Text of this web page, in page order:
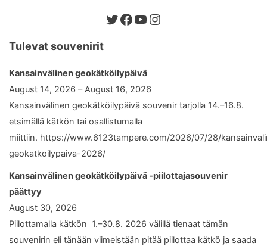
Twitter
Facebook
YouTube
Instagram
Tulevat souvenirit
Kansainvälinen geokätköilypäivä
August 14, 2026 – August 16, 2026
Kansainvälinen geokätköilypäivä souvenir tarjolla 14.–16.8.
etsimällä kätkön tai osallistumalla
miittiin. https://www.6123tampere.com/2026/07/28/
geokatkoilypaiva-2026/
Kansainvälinen geokätköilypäivä -piilottajasouvenir
päättyy
August 30, 2026
Piilottamalla kätkön 1.–30.8. 2026 välillä tienaat tämän
souvenirin eli tänään viimeistään pitää piilottaa kätkö ja saada